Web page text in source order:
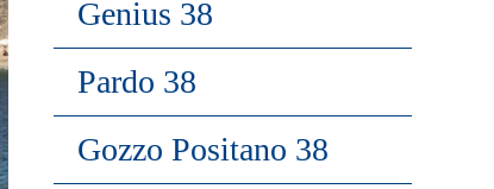
Genius 38
Pardo 38
Gozzo Positano 38